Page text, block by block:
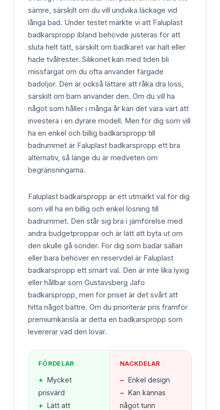
sämre, särskilt om du vill undvika läckage vid
långa bad. Under testet märkte vi att Faluplast
badkarspropp ibland behövde justeras för att
sluta helt tätt, särskilt om badkaret var halt eller
hade tvålrester. Silikonet kan med tiden bli
missfärgat om du ofta använder färgade
badoljor. Den är också lättare att råka dra loss,
särskilt om barn använder den. Om du vill ha
något som håller i många år kan det vara värt att
investera i en dyrare modell. Men för dig som vill
ha en enkel och billig badkarspropp till
badrummet är Faluplast badkarspropp ett bra
alternativ, så länge du är medveten om
begränsningarna.
Faluplast badkarspropp är ett utmärkt val för dig
som vill ha en billig och enkel lösning till
badrummet. Den står sig bra i jämförelse med
andra budgetproppar och är lätt att byta ut om
den skulle gå sönder. För dig som badar sällan
eller bara behöver en reservdel är Faluplast
badkarspropp ett smart val. Den är inte lika lyxig
eller hållbar som Gustavsberg Jafo
badkarspropp, men för priset är det svårt att
hitta något bättre. Om du prioriterar pris framför
premiumkänsla är detta en badkarspropp som
levererar vad den lovar.
FÖRDELAR
+ Mycket
prisvärd
+ Lätt att
NACKDELAR
− Enkel design
− Kan kännas
något tunn